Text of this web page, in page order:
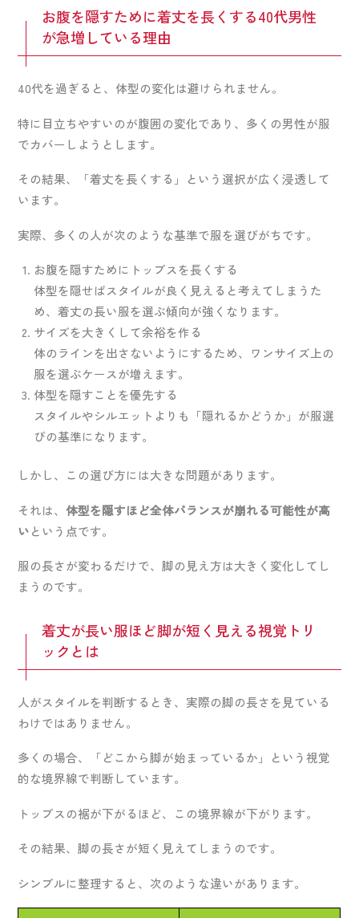
お腹を隠すために着丈を長くする40代男性
が急増している理由
40代を過ぎると、体型の変化は避けられません。
特に目立ちやすいのが腹囲の変化であり、多くの男性が服
でカバーしようとします。
その結果、「着丈を長くする」という選択が広く浸透して
います。
実際、多くの人が次のような基準で服を選びがちです。
お腹を隠すためにトップスを長くする
体型を隠せばスタイルが良く見えると考えてしまうた
め、着丈の長い服を選ぶ傾向が強くなります。
サイズを大きくして余裕を作る
体のラインを出さないようにするため、ワンサイズ上の
服を選ぶケースが増えます。
体型を隠すことを優先する
スタイルやシルエットよりも「隠れるかどうか」が服選
びの基準になります。
しかし、この選び方には大きな問題があります。
それは、体型を隠すほど全体バランスが崩れる可能性が高
いという点です。
服の長さが変わるだけで、脚の見え方は大きく変化してし
まうのです。
着丈が長い服ほど脚が短く見える視覚トリ
ックとは
人がスタイルを判断するとき、実際の脚の長さを見ている
わけではありません。
多くの場合、「どこから脚が始まっているか」という視覚
的な境界線で判断しています。
トップスの裾が下がるほど、この境界線が下がります。
その結果、脚の長さが短く見えてしまうのです。
シンプルに整理すると、次のような違いがあります。